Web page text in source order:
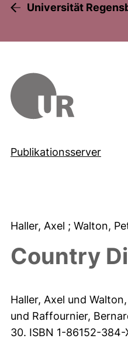
Universität
Publikationsserver
Haller, Axel ; Walton,
Country
Haller, Axel und
und Raffournier,
30. ISBN 1-86152-384-